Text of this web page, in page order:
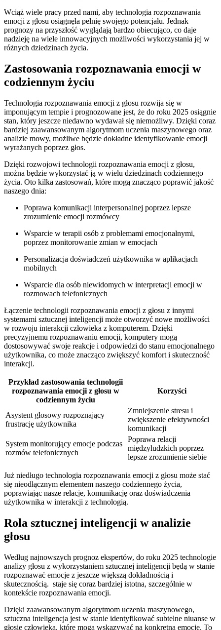
Wciąż wiele pracy⁤ przed nami, aby technologia ⁤rozpoznawania⁤
emocji z głosu osiągnęła pełnię swojego potencjału. Jednak
prognozy na przyszłość wyglądają‌ bardzo obiecująco,⁤ co daje
⁢nadzieję na wiele innowacyjnych możliwości wykorzystania‍ jej w
różnych dziedzinach życia.
Zastosowania rozpoznawania emocji w
‍codziennym życiu
Technologia‍ rozpoznawania emocji‍ z ​głosu ⁣rozwija⁤ się w
imponującym tempie i​ prognozowane jest, że do ‍roku 2025​ osiągnie
stan, ⁣który ⁢jeszcze niedawno wydawał się niemożliwy. Dzięki⁣ coraz
bardziej zaawansowanym algorytmom⁣ uczenia maszynowego oraz
analizie mowy, możliwe będzie dokładne‌ identyfikowanie emocji
wyrażanych ‌poprzez głos.
Dzięki rozwojowi technologii rozpoznawania emocji z‍ głosu,
⁣można będzie wykorzystać ją w wielu dziedzinach codziennego‌
życia.⁢ Oto kilka zastosowań, które mogą znacząco poprawić⁤ jakość
naszego dnia:
Poprawa komunikacji interpersonalnej poprzez ‌lepsze
zrozumienie⁣ emocji ⁢rozmówcy
Wsparcie w terapii ⁣osób z problemami emocjonalnymi,⁣
poprzez ⁤monitorowanie zmian w‍ emocjach
Personalizacja doświadczeń ⁢użytkownika w‌ aplikacjach
⁣mobilnych
Wsparcie dla ‍osób‍ niewidomych w ⁤interpretacji emocji w
rozmowach ​telefonicznych
Łączenie⁣ technologii rozpoznawania emocji z głosu z innymi‍
systemami sztucznej inteligencji może otworzyć nowe⁣ możliwości ​
w rozwoju interakcji człowieka z⁣ komputerem. Dzięki
precyzyjnemu⁣ rozpoznawaniu emocji, komputery mogą
dostosowywać swoje ⁣reakcje i odpowiedzi⁢ do stanu⁤ emocjonalnego
użytkownika, co może znacząco zwiększyć komfort i skuteczność
interakcji.
Przykład​ zastosowania technologii
⁤rozpoznawania emocji ⁣z głosu ⁢w
codziennym życiu
Korzyści
Asystent głosowy‌ rozpoznający
frustrację⁣ użytkownika
Zmniejszenie stresu i
zwiększenie efektywności
komunikacji
System monitorujący emocje podczas
rozmów ​telefonicznych
Poprawa‌ relacji
międzyludzkich poprzez
lepsze zrozumienie siebie
Już⁤ niedługo technologia rozpoznawania emocji z głosu może​ stać
się nieodłącznym elementem naszego⁢ codziennego życia,‌
poprawiając ‍nasze relacje, komunikację oraz doświadczenia ​
użytkownika ⁣w interakcji z technologią.
Rola sztucznej inteligencji w analizie
głosu
Według najnowszych prognoz ​ekspertów,⁤ do roku 2025 ​technologie
analizy ⁢głosu z wykorzystaniem sztucznej inteligencji⁤ będą w stanie
rozpoznawać emocje z jeszcze‌ większą dokładnością ​i‌
skutecznością. ⁢ staje ⁢się⁤ coraz bardziej‌ istotna, szczególnie ‍w
kontekście ⁣rozpoznawania emocji.
Dzięki zaawansowanym algorytmom uczenia ⁤maszynowego,
sztuczna inteligencja​ jest w ⁢stanie identyfikować subtelne niuanse w
głosie człowieka, które mogą wskazywać⁢ na konkretną emocję. ⁢To